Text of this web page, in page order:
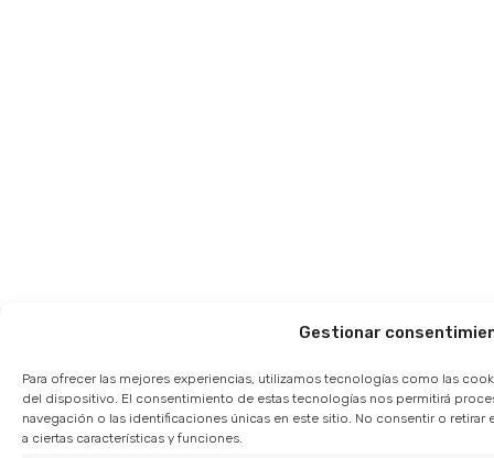
Gestionar
Para ofrecer las mejores experiencias, utilizamos tecnologías como las
del dispositivo. El consentimiento de estas tecnologías nos permitirá
navegación o las identificaciones únicas en este sitio. No consentir o
a ciertas características y funciones.